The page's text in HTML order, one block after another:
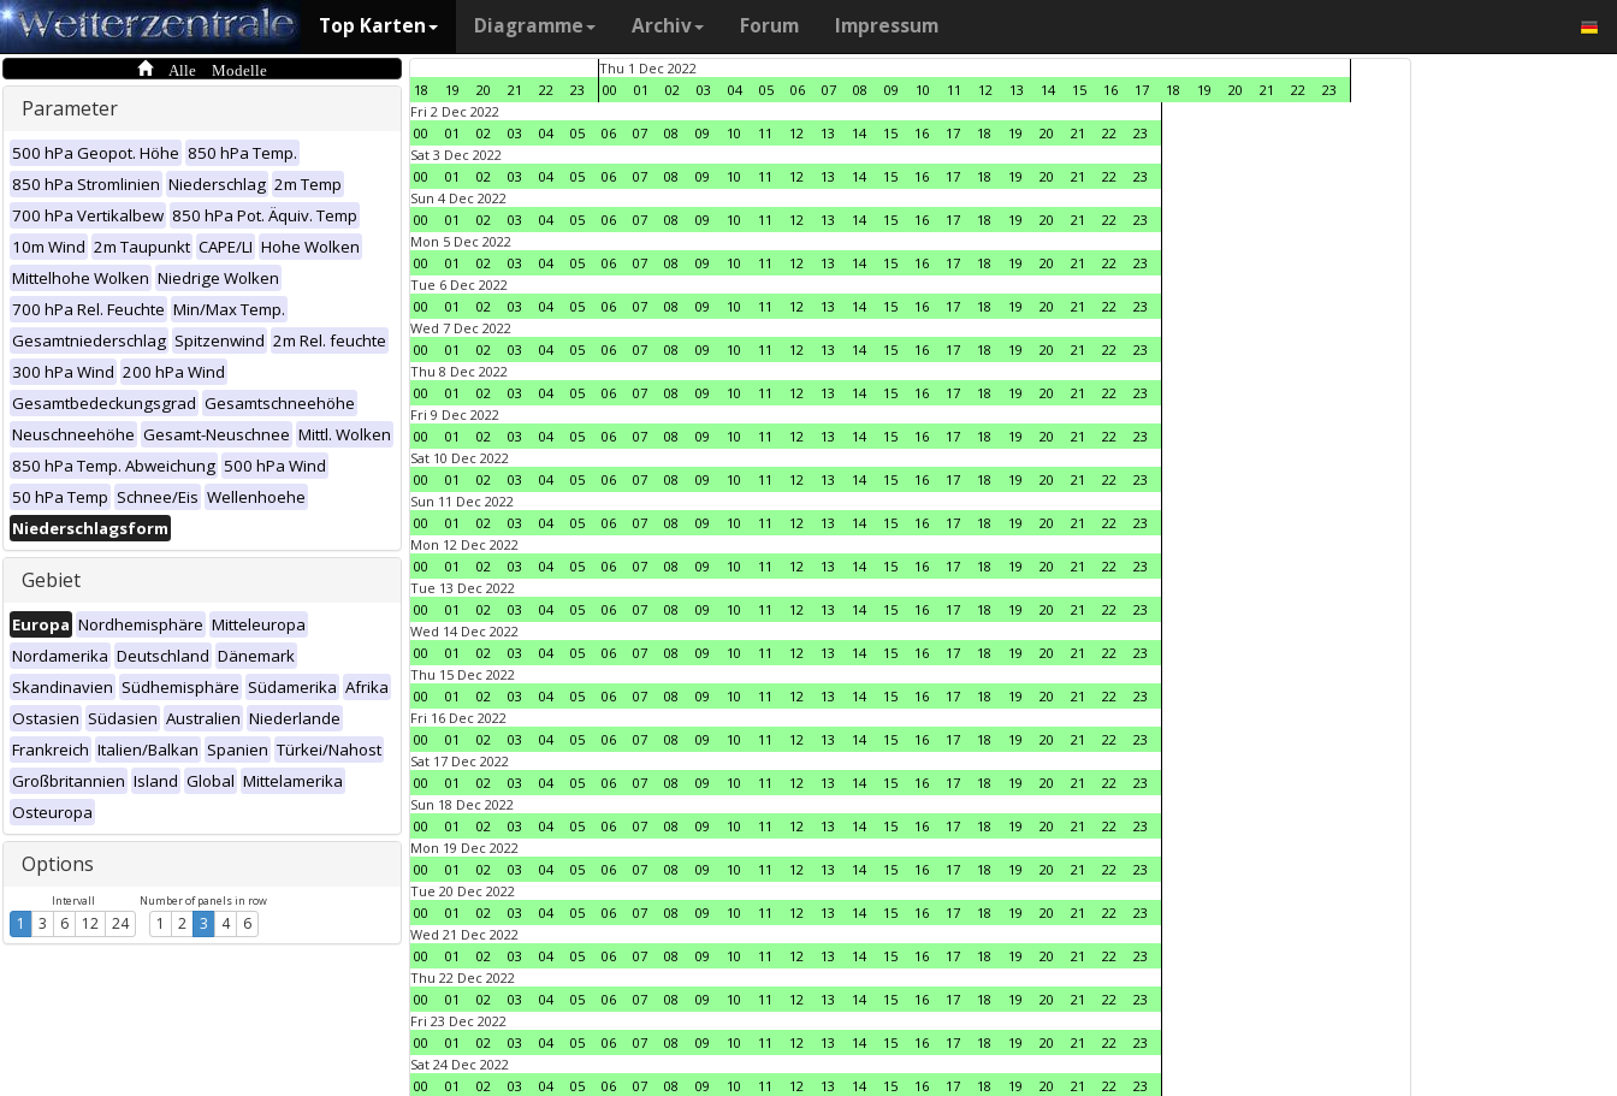
Top Karten Diagramme Archiv Forum Impressum
Alle Modelle
Parameter
500 hPa Geopot. Höhe 850 hPa Temp.
850 hPa Stromlinien Niederschlag 2m Temp
700 hPa Vertikalbew 850 hPa Pot. Äquiv. Temp
10m Wind 2m Taupunkt CAPE/LI Hohe Wolken
Mittelhohe Wolken Niedrige Wolken
700 hPa Rel. Feuchte Min/Max Temp.
Gesamtniederschlag Spitzenwind 2m Rel. feuchte
300 hPa Wind 200 hPa Wind
Gesamtbedeckungsgrad Gesamtschneehöhe
Neuschneehöhe Gesamt-Neuschnee Mittl. Wolken
850 hPa Temp. Abweichung 500 hPa Wind
50 hPa Temp Schnee/Eis Wellenhoehe
Niederschlagsform
Gebiet
Europa Nordhemisphäre Mitteleuropa
Nordamerika Deutschland Dänemark
Skandinavien Südhemisphäre Südamerika Afrika
Ostasien Südasien Australien Niederlande
Frankreich Italien/Balkan Spanien Türkei/Nahost
Großbritannien Island Global Mittelamerika
Osteuropa
Options
Intervall
1 3 6 12 24
Number of panels in row
1 2 3 4 6
18 19 20 21 22 23
Thu 1 Dec 2022
00
01 02 03 04 05 06 07 08 09 10 11 12 13 14 15 16 17 18 19 20 21 22
23
Fri 2 Dec 2022
00
01 02 03 04 05 06 07 08 09 10 11 12 13 14 15 16 17 18 19 20 21 22
23
Sat 3 Dec 2022
00
01 02 03 04 05 06 07 08 09 10 11 12 13 14 15 16 17 18 19 20 21 22
23
Sun 4 Dec 2022
00
01 02 03 04 05 06 07 08 09 10 11 12 13 14 15 16 17 18 19 20 21 22
23
Mon 5 Dec 2022
00
01 02 03 04 05 06 07 08 09 10 11 12 13 14 15 16 17 18 19 20 21 22
23
Tue 6 Dec 2022
00
01 02 03 04 05 06 07 08 09 10 11 12 13 14 15 16 17 18 19 20 21 22
23
Wed 7 Dec 2022
00
01 02 03 04 05 06 07 08 09 10 11 12 13 14 15 16 17 18 19 20 21 22
23
Thu 8 Dec 2022
00
01 02 03 04 05 06 07 08 09 10 11 12 13 14 15 16 17 18 19 20 21 22
23
Fri 9 Dec 2022
00
01 02 03 04 05 06 07 08 09 10 11 12 13 14 15 16 17 18 19 20 21 22
23
Sat 10 Dec 2022
00
01 02 03 04 05 06 07 08 09 10 11 12 13 14 15 16 17 18 19 20 21 22
23
Sun 11 Dec 2022
00
01 02 03 04 05 06 07 08 09 10 11 12 13 14 15 16 17 18 19 20 21 22
23
Mon 12 Dec 2022
00
01 02 03 04 05 06 07 08 09 10 11 12 13 14 15 16 17 18 19 20 21 22
23
Tue 13 Dec 2022
00
01 02 03 04 05 06 07 08 09 10 11 12 13 14 15 16 17 18 19 20 21 22
23
Wed 14 Dec 2022
00
01 02 03 04 05 06 07 08 09 10 11 12 13 14 15 16 17 18 19 20 21 22
23
Thu 15 Dec 2022
00
01 02 03 04 05 06 07 08 09 10 11 12 13 14 15 16 17 18 19 20 21 22
23
Fri 16 Dec 2022
00
01 02 03 04 05 06 07 08 09 10 11 12 13 14 15 16 17 18 19 20 21 22
23
Sat 17 Dec 2022
00
01 02 03 04 05 06 07 08 09 10 11 12 13 14 15 16 17 18 19 20 21 22
23
Sun 18 Dec 2022
00
01 02 03 04 05 06 07 08 09 10 11 12 13 14 15 16 17 18 19 20 21 22
23
Mon 19 Dec 2022
00
01 02 03 04 05 06 07 08 09 10 11 12 13 14 15 16 17 18 19 20 21 22
23
Tue 20 Dec 2022
00
01 02 03 04 05 06 07 08 09 10 11 12 13 14 15 16 17 18 19 20 21 22
23
Wed 21 Dec 2022
00
01 02 03 04 05 06 07 08 09 10 11 12 13 14 15 16 17 18 19 20 21 22
23
Thu 22 Dec 2022
00
01 02 03 04 05 06 07 08 09 10 11 12 13 14 15 16 17 18 19 20 21 22
23
Fri 23 Dec 2022
00
01 02 03 04 05 06 07 08 09 10 11 12 13 14 15 16 17 18 19 20 21 22
23
Sat 24 Dec 2022
00
01 02 03 04 05 06 07 08 09 10 11 12 13 14 15 16 17 18 19 20 21 22
23